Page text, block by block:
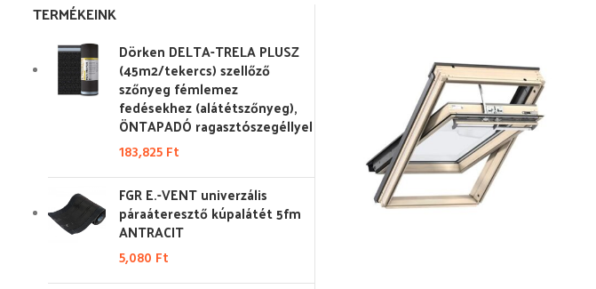
TERMÉKEINK
Dörken DELTA-TRELA PLUSZ
(45m2/tekercs) szellőző
szőnyeg fémlemez
fedésekhez (alátétszőnyeg),
ÖNTAPADÓ ragasztószegéllyel
183,825 Ft
FGR E.-VENT univerzális
páraáteresztő kúpalátét 5fm
ANTRACIT
5,080 Ft